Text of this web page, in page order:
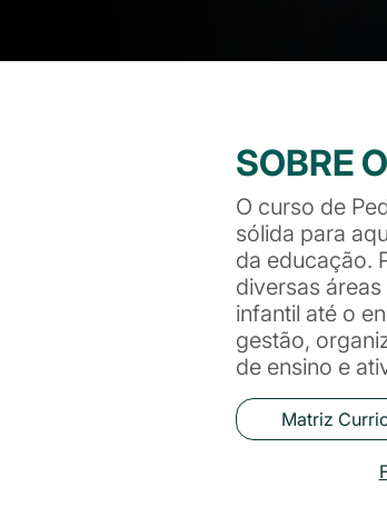
SOBRE
O curso de
sólida para
da educação.
diversas
infantil até o
gestão,
de ensino e
Matriz